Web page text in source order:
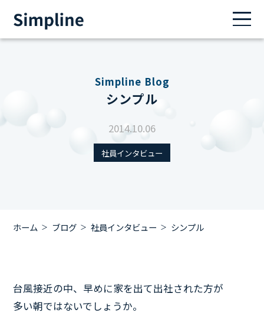
Simpline Blog
シンプル
2014.10.06
社員インタビュー
ホーム ブログ 社員インタビュー シンプル
台風接近の中、早めに家を出て出社された方が
多い朝ではないでしょうか。